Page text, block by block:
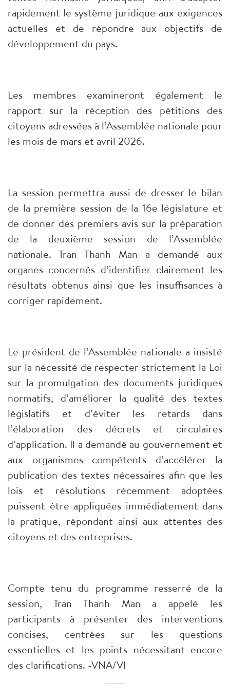
rapidement le système juridique aux exigences
actuelles et de répondre aux objectifs de
développement du pays.
Les membres examineront également le
rapport sur la réception des pétitions des
citoyens adressées à l’Assemblée nationale pour
les mois de mars et avril 2026.
La session permettra aussi de dresser le bilan
de la première session de la 16e législature et
de donner des premiers avis sur la préparation
de la deuxième session de l’Assemblée
nationale. Tran Thanh Man a demandé aux
organes concernés d’identifier clairement les
résultats obtenus ainsi que les insuffisances à
corriger rapidement.
Le président de l’Assemblée nationale a insisté
sur la nécessité de respecter strictement la Loi
sur la promulgation des documents juridiques
normatifs, d’améliorer la qualité des textes
législatifs et d’éviter les retards dans
l’élaboration des décrets et circulaires
d’application. Il a demandé au gouvernement et
aux organismes compétents d’accélérer la
publication des textes nécessaires afin que les
lois et résolutions récemment adoptées
puissent être appliquées immédiatement dans
la pratique, répondant ainsi aux attentes des
citoyens et des entreprises.
Compte tenu du programme resserré de la
session, Tran Thanh Man a appelé les
participants à présenter des interventions
concises, centrées sur les questions
essentielles et les points nécessitant encore
des clarifications. -VNA/VI